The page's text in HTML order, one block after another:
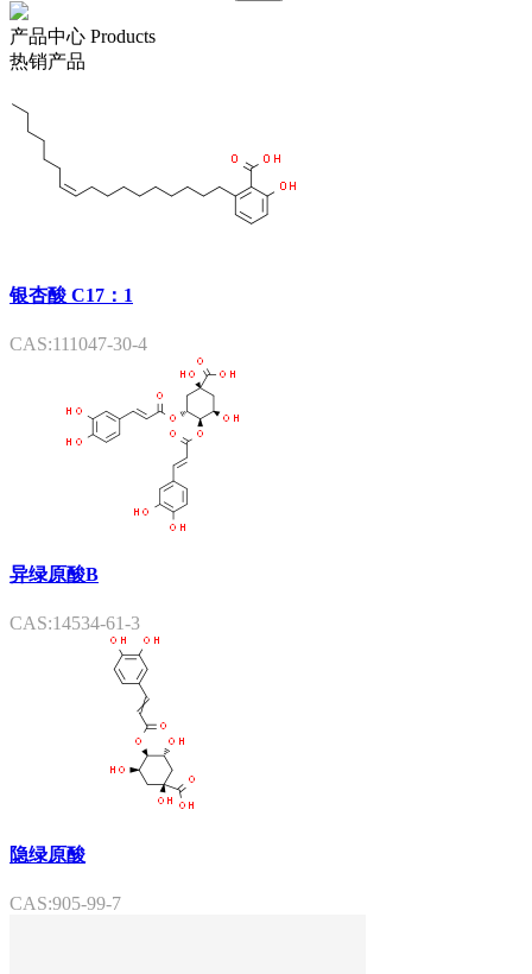
产品中心 Products
热销产品
银杏酸 C17：1
CAS:111047-30-4
异绿原酸B
CAS:14534-61-3
隐绿原酸
CAS:905-99-7